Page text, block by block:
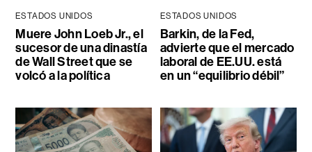
ESTADOS UNIDOS
Muere John Loeb Jr., el
sucesor de una dinastía
de Wall Street que se
volcó a la política
ESTADOS UNIDOS
Barkin, de la Fed,
advierte que el mercado
laboral de EE.UU. está
en un “equilibrio débil”